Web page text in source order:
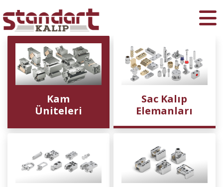
Kam
Üniteleri
Sac Kalıp
Elemanları